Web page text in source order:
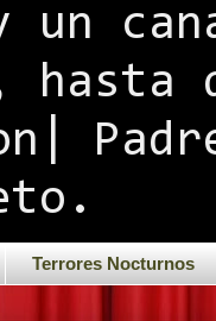
un
hasta
Terrores Nocturnos